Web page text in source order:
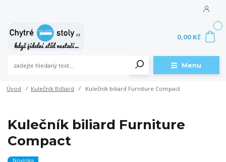
Menu
0,00 Kč
Úvod Kulečník Billiard Kulečník biliard Furniture Compact
Kulečník biliard Furniture
Compact
Novinka